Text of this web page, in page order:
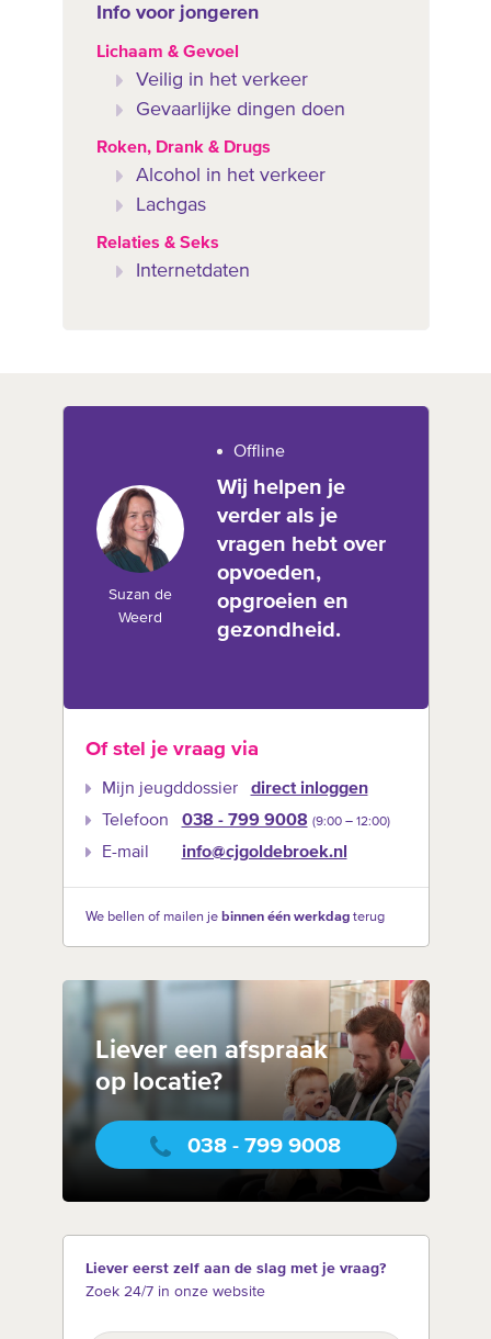
Info voor jongeren
Lichaam & Gevoel
Veilig in het verkeer
Gevaarlijke dingen doen
Roken, Drank & Drugs
Alcohol in het verkeer
Lachgas
Relaties & Seks
Internetdaten
Suzan de
Weerd
Offline
Wij helpen je
verder als je
vragen hebt over
opvoeden,
opgroeien en
gezondheid.
Of stel je vraag via
Mijn jeugddossier
direct inloggen
Telefoon
038 - 799 9008 (9:00 –‍ 12:00)
E-mail info@cjgoldebroek.nl
We bellen of mailen je binnen één werkdagterug
Liever een afspraak
op locatie?
038 - 799 9008
Liever eerst zelf aan de slag met je vraag?
Zoek 24/7 in onze website